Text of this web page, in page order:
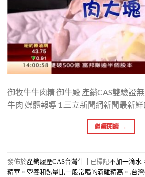
御牧牛牛肉精 御牛殿 產銷CAS雙驗證
牛肉 媒體報導 1.三立新聞網新聞最新
繼續閱讀 →
發佈於產銷履歷CAS台灣牛 | 已標記不加一滴水
精華。營養和熱量比一般常喝的滴雞精高。 ,台